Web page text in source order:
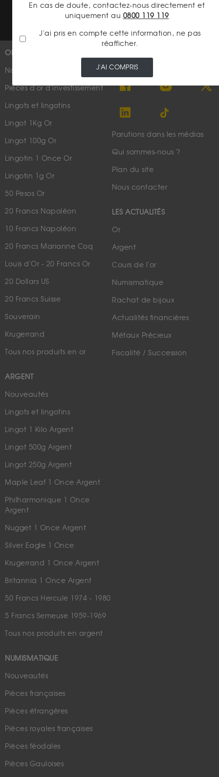
Conditions générales d'utilisation
OR
Nouveautés
Pièces d'or d'investissement
Lingots et lingotins
Lingot 1Kg Or
Lingot 100g Or
Lingotin 1 Once Or
Lingotin 1g Or
50 Pesos Or
20 Francs Napoléon
10 Francs Napoléon
20 Francs Marianne Coq
Louis d'Or - 20 Francs Or
20 Dollars US
20 Francs Suisse
Souverain
Krugerrand
Tous nos produits en or
ARGENT
Nouveautés
Lingots et lingotins
Lingot 1 Kilo Argent
Lingot 500g Argent
Lingot 250g Argent
Maple Leaf 1 Once Argent
Philharmonique 1 Once
Argent
Nugget 1 Once Argent
Silver Eagle 1 Once
Krugerrand 1 Once Argent
Britannia 1 Once Argent
50 Francs Hercule 1974 - 1980
5 Francs Semeuse 1959-1969
Tous nos produits en argent
NUMISMATIQUE
Nouveautés
Pièces françaises
Pièces étrangères
Pièces royales françaises
Pièces féodales
Pièces Gauloises
Suivez-nous
Parutions dans les médias
Qui sommes-nous ?
Plan du site
Nous contacter
LES ACTUALITÉS
Or
Argent
Cours de l'or
Numismatique
Rachat de bijoux
Actualités financières
Métaux Précieux
Fiscalité / Succession
En cas de doute, contactez-nous directement et
uniquement au 0800 119 119
J'ai pris en compte cette information, ne pas
réafficher.
J'AI COMPRIS